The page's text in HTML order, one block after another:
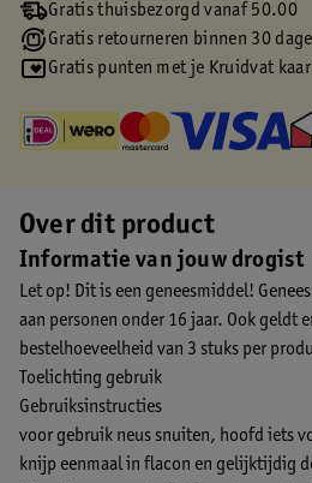
Gratis thuisbezorgd vanaf 50.00
Gratis retourneren binnen 30
Gratis punten met je Kruidvat
Over dit product
Informatie van jouw drogist
Let op! Dit is een geneesmiddel!
aan personen onder 16 jaar. Ook geldt
bestelhoeveelheid van 3 stuks per
Toelichting gebruik
Gebruiksinstructies
voor gebruik neus snuiten, hoofd iets
knijp eenmaal in flacon en gelijktijdig